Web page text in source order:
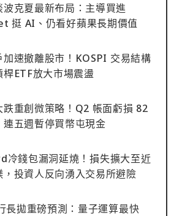
波克夏最新布局：主導買進
挺 AI、仍看好蘋果長期價值
加速撤離股市！KOSPI 交易結構
桿ETF放大市場震盪
跌重創微策略！Q2 帳面虧損 82
連五週暫停買幣屯現金
冷錢包漏洞延燒！損失擴大至近
，投資人反向湧入交易所避險
長拋重磅預測：量子運算最快